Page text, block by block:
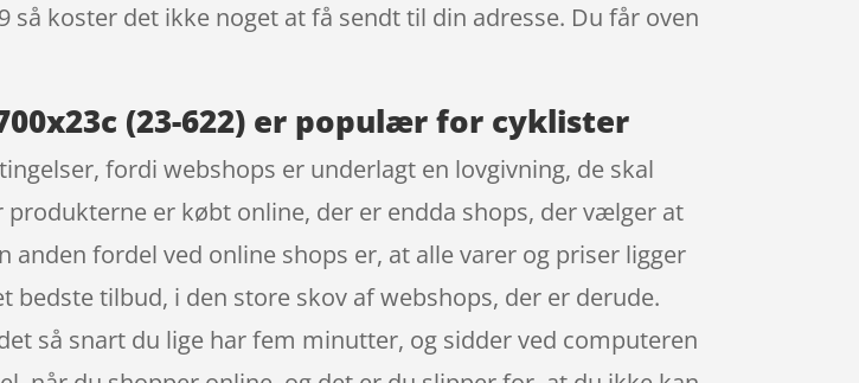
koster det ikke noget at få sendt til din adresse. Du får oven
(23-622) er populær for cyklister
fordi webshops er underlagt en lovgivning, de skal
er købt online, der er endda shops, der vælger at
anden fordel ved online shops er, at alle varer og priser ligger
tilbud, i den store skov af webshops, der er derude.
så snart du lige har fem minutter, og sidder ved computeren